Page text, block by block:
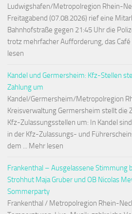
Ludwigshafen/Metropolregion Rhein-
Freitagabend (07.08.2026) rief eine
Bahnhofstraße gegen 21:45 Uhr die
trotz mehrfacher Aufforderung, das Café
lesen
Kandel und Germersheim: Kfz-Stellen
Zahlung um
Kandel/Germersheim/Metropolregion
Kreisverwaltung Germersheim stellt die
Kfz-Zulassungsstellen um: In Kandel
in der Kfz-Zulassungs- und
dem ... Mehr lesen
Frankenthal – Ausgelassene Stimmung
Strohhut Maja Gruber und OB Nicolas
Sommerparty
Frankenthal / Metropolregion Rhein-